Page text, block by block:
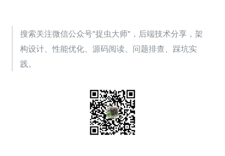
搜索关注微信公众号"捉虫大师"，后端技术分享，架
构设计、性能优化、源码阅读、问题排查、踩坑实
践。